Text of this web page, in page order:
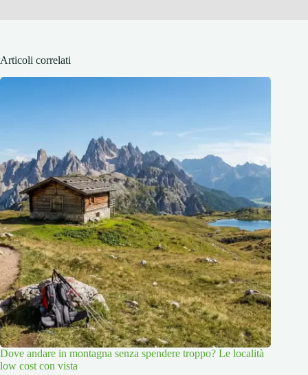
Articoli correlati
Dove andare in montagna senza spendere troppo? Le località
low cost con vista